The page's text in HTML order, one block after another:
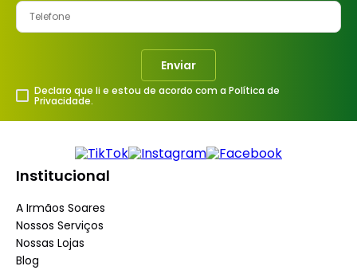
Enviar
Declaro que li e estou de acordo com a Política de
Privacidade.
Institucional
A Irmãos Soares
Nossos Serviços
Nossas Lojas
Blog